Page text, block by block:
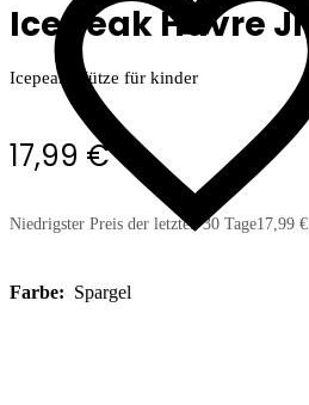
Icepeak Havre Jr
Icepeak Mütze für kinder
17,99 €
Niedrigster Preis der letzten 30 Tage17,99 €
Farbe: Spargel